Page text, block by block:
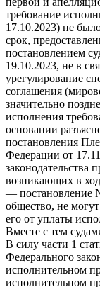
требование
17.10.2023) не
срок,
постановлением
19.10.2023, не в
урегулирование
соглашения
значительно
исполнения
основании
постановления
Федерации от
законодательства
возникающих в
— постановление
общество, не
его от уплаты
Вместе с тем
В силу части 1
Федерального
исполнительном
исполнительном